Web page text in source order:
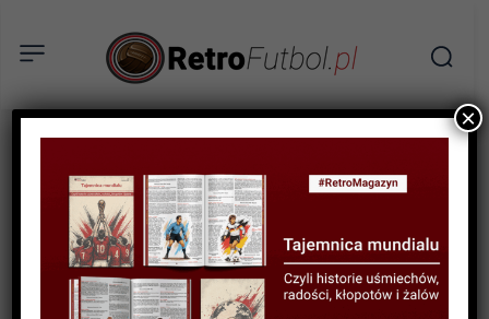
BIOGRAFIE PIŁKARZY
Yoann Gourcuff – dlaczego
„nowy Zidane”
zaprzepaścił swoją karierę?
×